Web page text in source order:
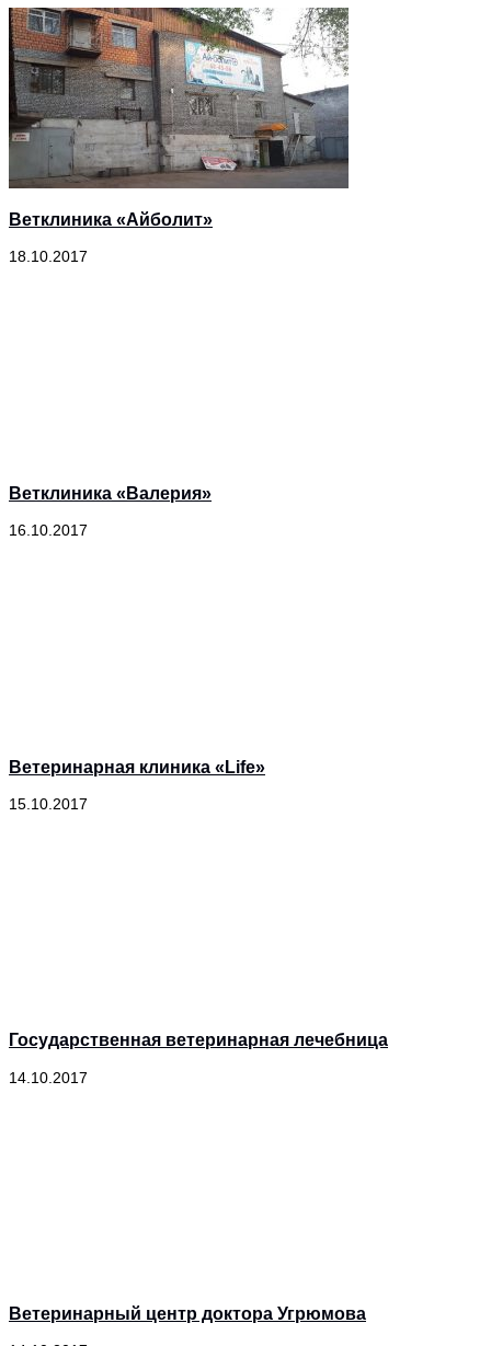
Ветклиника «Айболит»
18.10.2017
Ветклиника «Валерия»
16.10.2017
Ветеринарная клиника «Life»
15.10.2017
Государственная ветеринарная лечебница
14.10.2017
Ветеринарный центр доктора Угрюмова